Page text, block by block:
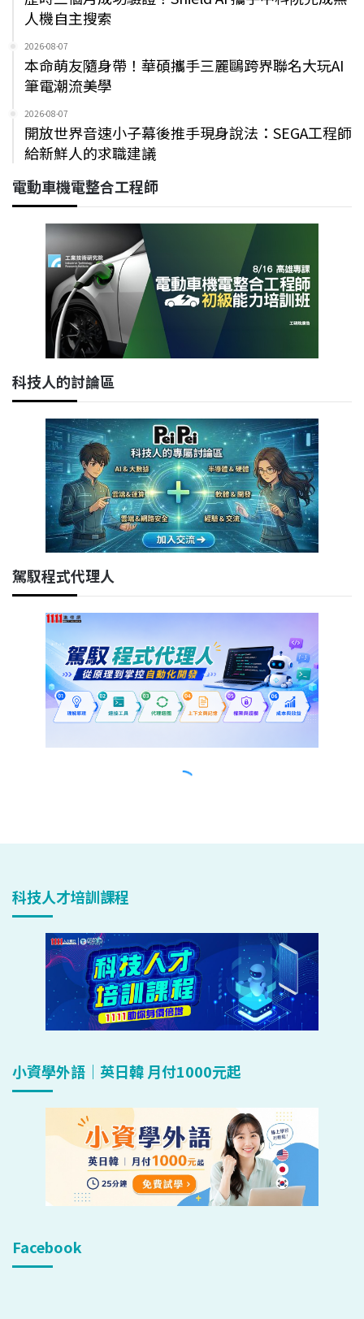
科技人才培訓課程
小資學外語｜英日韓 月付1000元起
Facebook